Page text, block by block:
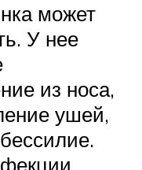
может
У нее
из носа,
ушей,